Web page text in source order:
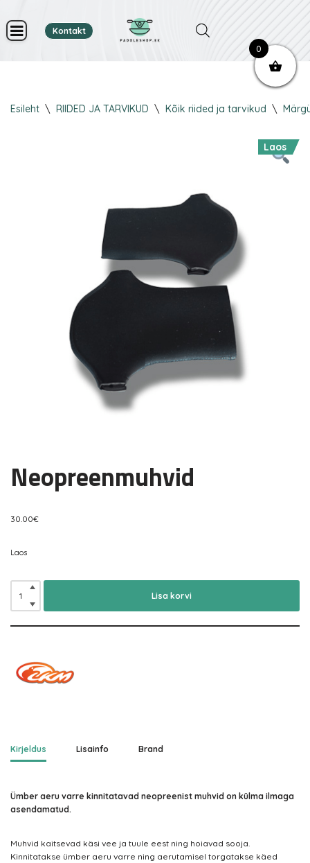
Skip
content
Kontakt
Esileht \ RIIDED JA TARVIKUD \ Kõik riided ja tarvikud \
Laos
Neopreenmuhvid
30.00€
Laos
Lisa korvi
Kirjeldus Lisainfo Brand
Ümber aeru varre kinnitatavad neopreenist muhvid on külma ilmaga
asendamatud.
Muhvid kaitsevad käsi vee ja tuule eest ning hoiavad sooja.
Kinnitatakse ümber aeru varre ning aerutamisel torgatakse käed
0